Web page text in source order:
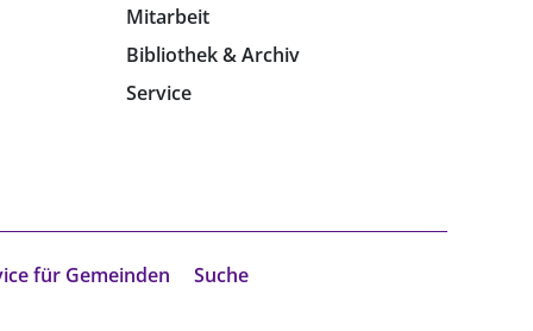
Mitarbeit
Bibliothek & Archiv
Service
für Gemeinden Suche